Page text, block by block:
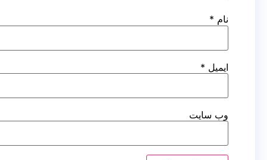
نام *
ایمیل *
وب‌ سایت